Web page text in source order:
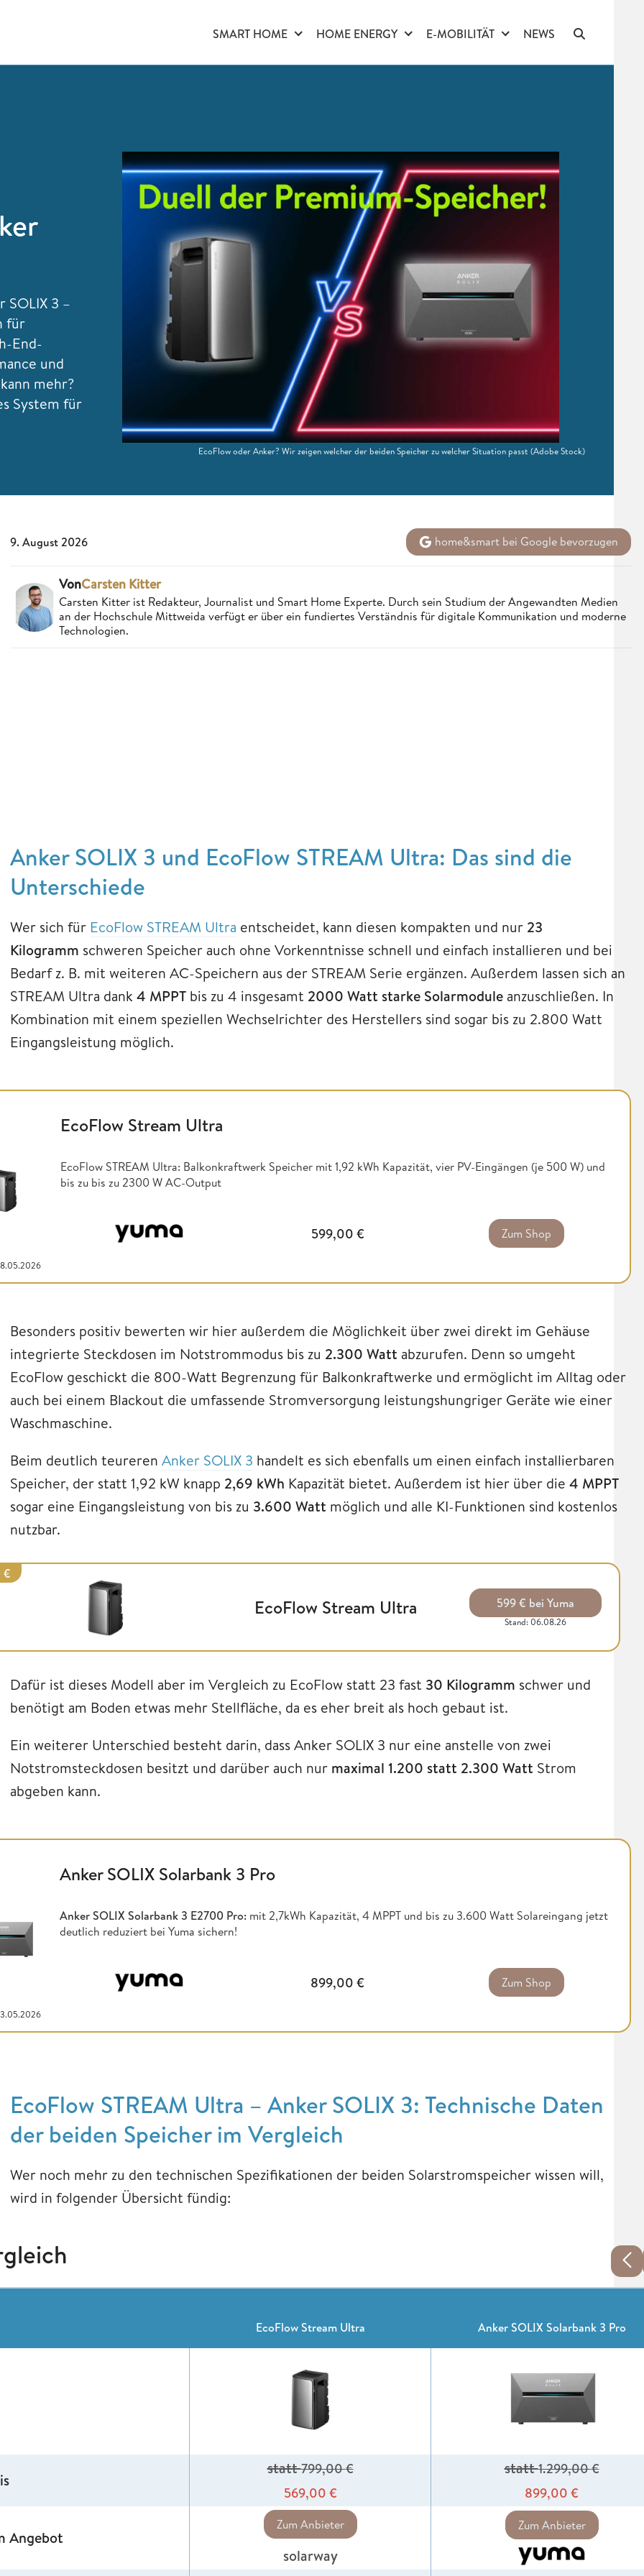
SMART HOME HOME ENERGY E-MOBILITÄT NEWS
SOLIX 3 –
für
End-
und
mehr?
System für
EcoFlow oder Anker? Wir zeigen welcher der beiden Speicher zu welcher Situation passt (Adobe Stock)
9. August 2026 home&smart bei Google bevorzugen
VonCarsten Kitter
Carsten Kitter ist Redakteur, Journalist und Smart Home Experte. Durch sein Studium der Angewandten Medien
an der Hochschule Mittweida verfügt er über ein fundiertes Verständnis für digitale Kommunikation und moderne
Technologien.
Anker SOLIX 3 und EcoFlow STREAM Ultra: Das sind die
Unterschiede
Wer sich für EcoFlow STREAM Ultra entscheidet, kann diesen kompakten und nur 23
Kilogramm schweren Speicher auch ohne Vorkenntnisse schnell und einfach installieren und bei
Bedarf z. B. mit weiteren AC-Speichern aus der STREAM Serie ergänzen. Außerdem lassen sich an
STREAM Ultra dank 4 MPPTbis zu 4 insgesamt 2000 Watt starke Solarmoduleanzuschließen. In
Kombination mit einem speziellen Wechselrichter des Herstellers sind sogar bis zu 2.800 Watt
Eingangsleistung möglich.
EcoFlow Stream Ultra
EcoFlow STREAM Ultra: Balkonkraftwerk Speicher mit 1,92 kWh Kapazität, vier PV-Eingängen (je 500 W) und
bis zu bis zu 2300 W AC-Output
599,00 € Zum Shop
Besonders positiv bewerten wir hier außerdem die Möglichkeit über zwei direkt im Gehäuse
integrierte Steckdosen im Notstrommodus bis zu 2.300 Watt abzurufen. Denn so umgeht
EcoFlow geschickt die 800-Watt Begrenzung für Balkonkraftwerke und ermöglicht im Alltag oder
auch bei einem Blackout die umfassende Stromversorgung leistungshungriger Geräte wie einer
Waschmaschine.
Beim deutlich teureren Anker SOLIX 3 handelt es sich ebenfalls um einen einfach installierbaren
Speicher, der statt 1,92 kW knapp 2,69 kWh Kapazität bietet. Außerdem ist hier über die 4 MPPT
sogar eine Eingangsleistung von bis zu 3.600 Watt möglich und alle KI-Funktionen sind kostenlos
nutzbar.
€
EcoFlow Stream Ultra 599 € bei Yuma
Stand: 06.08.26
Dafür ist dieses Modell aber im Vergleich zu EcoFlow statt 23 fast 30 Kilogramm schwer und
benötigt am Boden etwas mehr Stellfläche, da es eher breit als hoch gebaut ist.
Ein weiterer Unterschied besteht darin, dass Anker SOLIX 3 nur eine anstelle von zwei
Notstromsteckdosen besitzt und darüber auch nur maximal 1.200 statt 2.300 Watt Strom
abgeben kann.
Anker SOLIX Solarbank 3 Pro
Anker SOLIX Solarbank 3 E2700 Pro: mit 2,7kWh Kapazität, 4 MPPT und bis zu 3.600 Watt Solareingang jetzt
deutlich reduziert bei Yuma sichern!
899,00€ Zum Shop
EcoFlow STREAM Ultra – Anker SOLIX 3: Technische Daten
der beiden Speicher im Vergleich
Wer noch mehr zu den technischen Spezifikationen der beiden Solarstromspeicher wissen will,
wird in folgender Übersicht fündig:
EcoFlow Stream Ultra Anker SOLIX Solarbank 3 Pro
statt799,00€
569,00 €
statt1.299,00€
899,00 €
Angebot
Zum Anbieter
solarway
Zum Anbieter